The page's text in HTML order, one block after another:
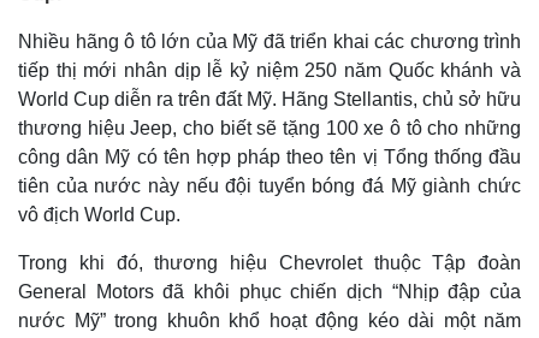
Nhiều hãng ô tô lớn của Mỹ đã triển khai các chương trình
tiếp thị mới nhân dịp lễ kỷ niệm 250 năm Quốc khánh và
World Cup diễn ra trên đất Mỹ. Hãng Stellantis, chủ sở hữu
thương hiệu Jeep, cho biết sẽ tặng 100 xe ô tô cho những
công dân Mỹ có tên hợp pháp theo tên vị Tổng thống đầu
tiên của nước này nếu đội tuyển bóng đá Mỹ giành chức
vô địch World Cup.
Trong khi đó, thương hiệu Chevrolet thuộc Tập đoàn
General Motors đã khôi phục chiến dịch “Nhịp đập của
nước Mỹ” trong khuôn khổ hoạt động kéo dài một năm